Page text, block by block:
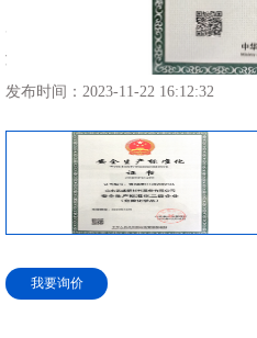
浏览次数：
发布时间： 2023-11-22 16:12:32
我要询价